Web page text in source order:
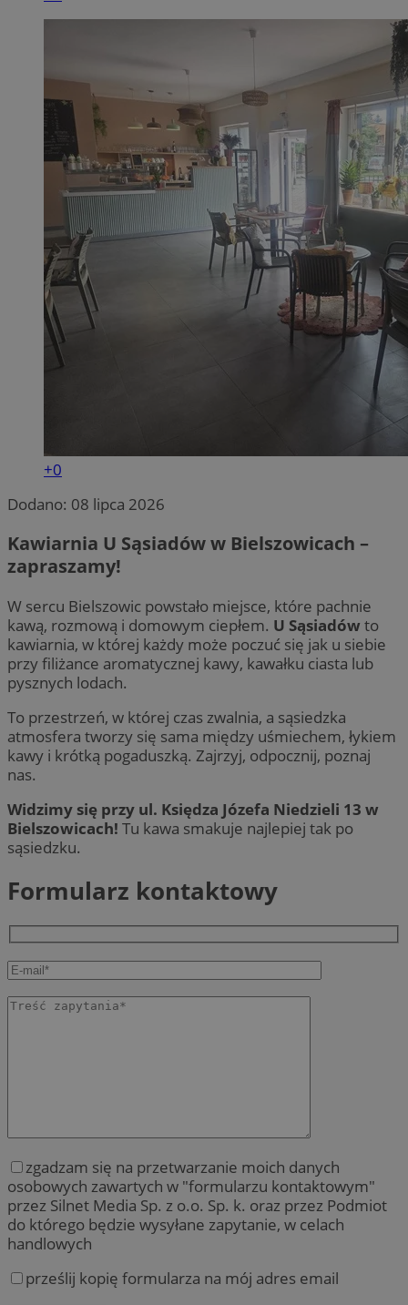
+0
Dodano: 08 lipca 2026
Kawiarnia U Sąsiadów w Bielszowicach –
zapraszamy!
W sercu Bielszowic powstało miejsce, które pachnie
kawą, rozmową i domowym ciepłem. U Sąsiadów to
kawiarnia, w której każdy może poczuć się jak u siebie
przy filiżance aromatycznej kawy, kawałku ciasta lub
pysznych lodach.
To przestrzeń, w której czas zwalnia, a sąsiedzka
atmosfera tworzy się sama między uśmiechem, łykiem
kawy i krótką pogaduszką. Zajrzyj, odpocznij, poznaj
nas.
Widzimy się przy ul. Księdza Józefa Niedzieli 13 w
Bielszowicach! Tu kawa smakuje najlepiej tak po
sąsiedzku.
Formularz kontaktowy
zgadzam się na przetwarzanie moich danych
osobowych zawartych w "formularzu kontaktowym"
przez Silnet Media Sp. z o.o. Sp. k. oraz przez Podmiot
do którego będzie wysyłane zapytanie, w celach
handlowych
prześlij kopię formularza na mój adres email